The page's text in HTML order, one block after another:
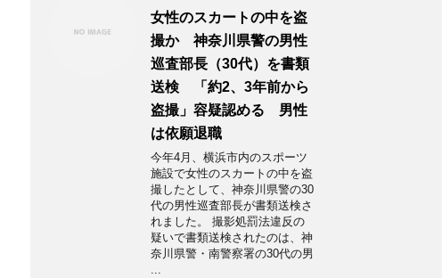
女性のスカートの中を盗
撮か 神奈川県警の男性
巡査部長（30代）を書類
送検 「約2、3年前から
盗撮」容疑認める 男性
は依願退職
今年4月、横浜市内のスポーツ
施設で女性のスカートの中を盗
撮したとして、神奈川県警の30
代の男性巡査部長が書類送検さ
れました。 撮影処罰法違反の
疑いで書類送検されたのは、神
奈川県警・南警察署の30代の男
...